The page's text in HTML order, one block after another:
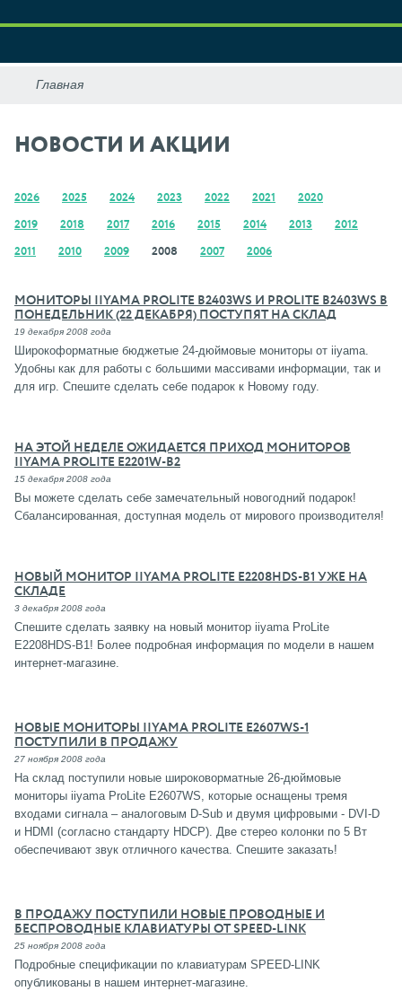
НОВОСТИ И АКЦИИ
2026 2025 2024 2023 2022 2021 2020
2019 2018 2017 2016 2015 2014 2013 2012
2011 2010 2009 2008 2007 2006
МОНИТОРЫ IIYAMA PROLITE B2403WS И PROLITE B2403WS В
ПОНЕДЕЛЬНИК (22 ДЕКАБРЯ) ПОСТУПЯТ НА СКЛАД
19 декабря 2008 года
Широкоформатные бюджетые 24-дюймовые мониторы от iiyama.
Удобны как для работы с большими массивами информации, так и
для игр. Спешите сделать себе подарок к Новому году.
НА ЭТОЙ НЕДЕЛЕ ОЖИДАЕТСЯ ПРИХОД МОНИТОРОВ
IIYAMA PROLITE E2201W-B2
15 декабря 2008 года
Вы можете сделать себе замечательный новогодний подарок!
Сбалансированная, доступная модель от мирового производителя!
НОВЫЙ МОНИТОР IIYAMA PROLITE E2208HDS-B1 УЖЕ НА
СКЛАДЕ
3 декабря 2008 года
Спешите сделать заявку на новый монитор iiyama ProLite
E2208HDS-B1! Более подробная информация по модели в нашем
интернет-магазине.
НОВЫЕ МОНИТОРЫ IIYAMA PROLITE E2607WS-1
ПОСТУПИЛИ В ПРОДАЖУ
27 ноября 2008 года
На склад поступили новые широковорматные 26-дюймовые
мониторы iiyama ProLite E2607WS, которые оснащены тремя
входами сигнала – аналоговым D-Sub и двумя цифровыми - DVI-D
и HDMI (согласно стандарту HDCP). Две стерео колонки по 5 Вт
обеспечивают звук отличного качества. Спешите заказать!
В ПРОДАЖУ ПОСТУПИЛИ НОВЫЕ ПРОВОДНЫЕ И
БЕСПРОВОДНЫЕ КЛАВИАТУРЫ ОТ SPEED-LINK
25 ноября 2008 года
Подробные спецификации по клавиатурам SPEED-LINK
опубликованы в нашем интернет-магазине.